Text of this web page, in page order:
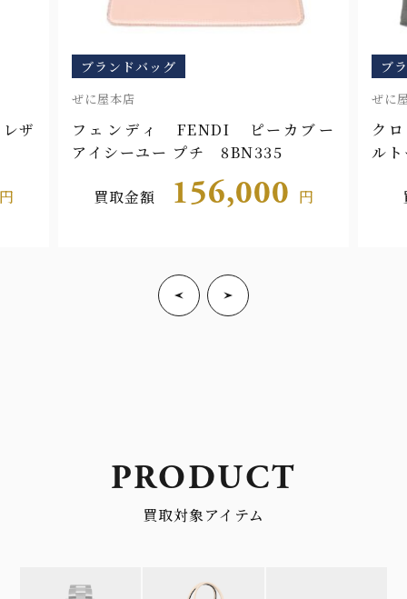
ー
ブランドバッグ
ぜに屋浜町店
クロエ Chloe WOODY スモー
ルトートバッグ CHC23WS397L4
買取金額
66,000 円
ブ
ぜに
セ
ッ
PRODUCT
買取対象アイテム